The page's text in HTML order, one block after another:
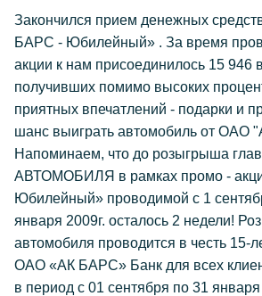
Закончился прием денежных
БАРС - Юбилейный» . За время
акции к нам присоединилось 15 946
получивших помимо высоких
приятных впечатлений - подарки и
шанс выиграть автомобиль от
Напоминаем, что до розыгрыша
АВТОМОБИЛЯ в рамках промо -
Юбилейный» проводимой с 1
января 2009г. осталось 2 недели!
автомобиля проводится в честь 15-
ОАО «АК БАРС» Банк для всех
в период с 01 сентября по 31 января